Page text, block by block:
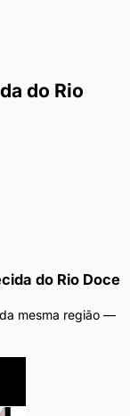
do Rio
do Rio Doce
mesma região —